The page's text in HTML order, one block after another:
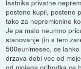
lastnika privatne
posteno kupil, posteno
tako za nepremicnine
Je pa malo neumno
stanovanje (in s tem
500eur/mesec, ce
drzava dobi vec od